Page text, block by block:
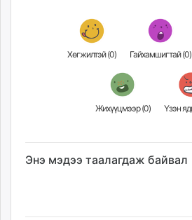
Хөгжилтэй (0) Гайхамшигтай (0)
Жихүүцмээр (0)
Энэ мэдээ таалагдаж байвал